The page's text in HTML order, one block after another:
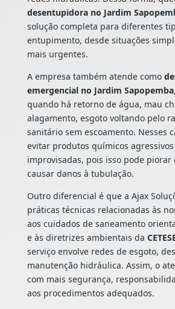
desentupidora no Jardim
solução completa para diferentes
entupimento, desde situações
mais urgentes.
A empresa também atende como
emergencial no Jardim Sapopemba
quando há retorno de água, mau
alagamento, esgoto voltando pelo
sanitário sem escoamento. Nesses
evitar produtos químicos
improvisadas, pois isso pode piorar
causar danos à tubulação.
Outro diferencial é que a Ajax
práticas técnicas relacionadas às
aos cuidados de saneamento
e às diretrizes ambientais da
serviço envolve redes de esgoto,
manutenção hidráulica. Assim, o
com mais segurança,
aos procedimentos adequados.